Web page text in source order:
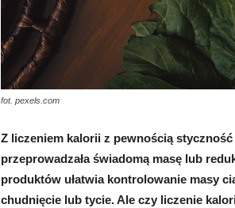
fot. pexels.com
Z liczeniem kalorii z pewnością
przeprowadzała świadomą masę lub
produktów ułatwia kontrolowanie masy
chudnięcie lub tycie. Ale czy liczenie